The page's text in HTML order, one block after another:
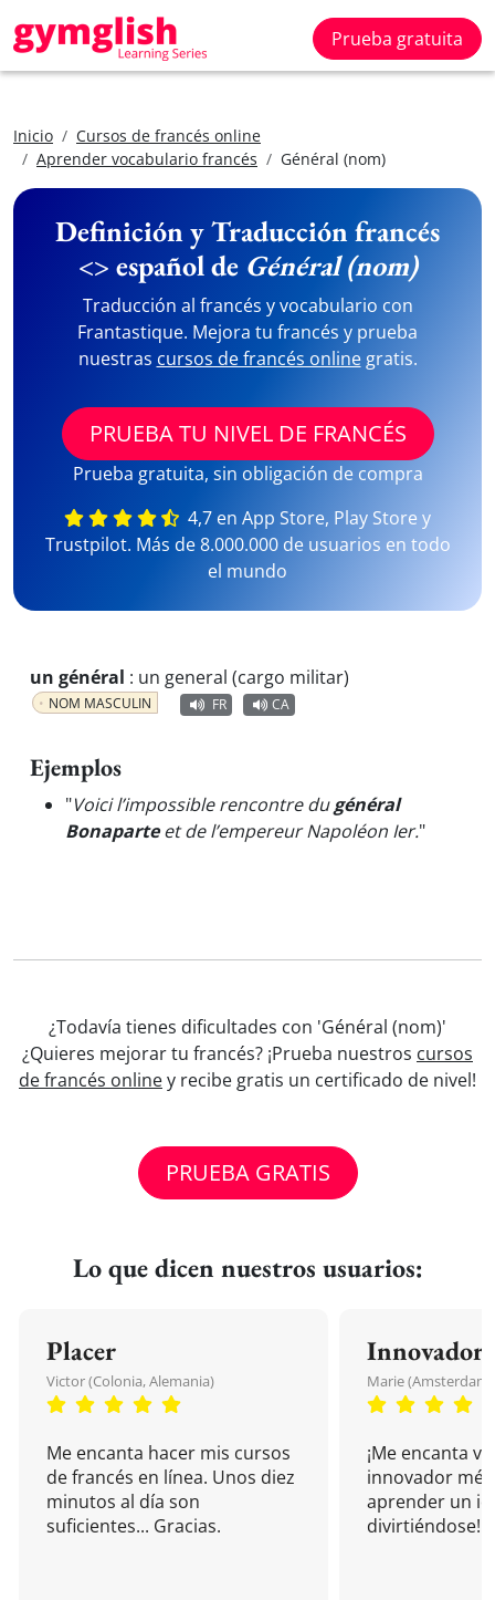
Prueba gratuita
Inicio
Cursos de francés online
Aprender vocabulario francés
Général (nom)
Definición y Traducción francés
<> español de Général (nom)
Traducción al francés y vocabulario con
Frantastique. Mejora tu francés y prueba
nuestras cursos de francés onlinegratis.
PRUEBA TU NIVEL DE FRANCÉS
Prueba gratuita, sin obligación de compra
4,7 en App Store, Play Store y
Trustpilot. Más de 8.000.000 de usuarios en todo
el mundo
un général : un general (cargo militar)
NOM MASCULIN FR CA
Ejemplos
"Voici l’impossible rencontre dugénéral
Bonaparteet de l’empereur Napoléon Ier."
¿Todavía tienes dificultades con 'Général (nom)'
¿Quieres mejorar tu francés? ¡Prueba nuestros cursos
de francés onliney recibe gratis un certificado de nivel!
PRUEBA GRATIS
Lo que dicen nuestros usuarios:
Placer
Victor (Colonia, Alemania)
Me encanta hacer mis cursos
de francés en línea. Unos diez
minutos al día son
suficientes... Gracias.
Innovador
Marie (Amsterdam,
¡Me encanta
innovador
aprender un
divirtiéndose!